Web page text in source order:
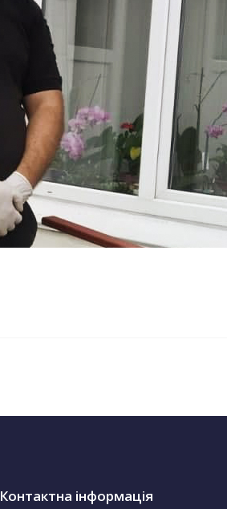
Контактна інформація